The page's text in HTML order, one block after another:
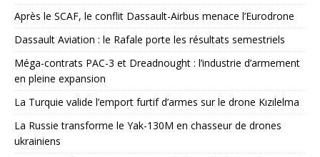
Après le SCAF, le conflit Dassault-Airbus menace l’Eurodrone
Dassault Aviation : le Rafale porte les résultats semestriels
Méga-contrats PAC-3 et Dreadnought : l’industrie d’armement
en pleine expansion
La Turquie valide l’emport furtif d’armes sur le drone Kızılelma
La Russie transforme le Yak-130M en chasseur de drones
ukrainiens